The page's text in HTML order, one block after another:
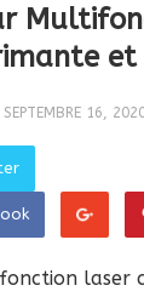
et
SEPTEMBRE 16,
laser